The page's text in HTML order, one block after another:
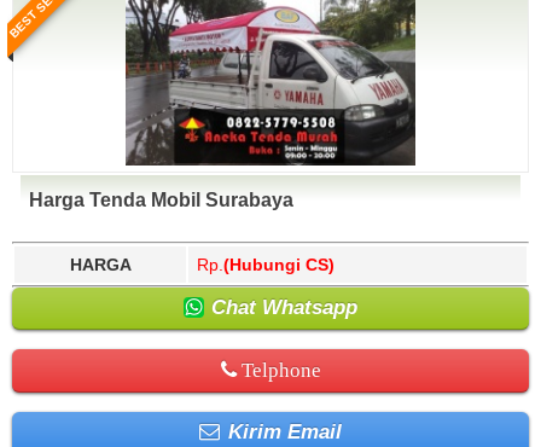
Harga Tenda Mobil Surabaya
HARGA Rp. (Hubungi CS)
Chat Whatsapp
Telphone
Kirim Email